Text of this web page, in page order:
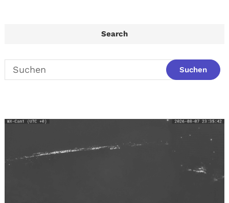
Search